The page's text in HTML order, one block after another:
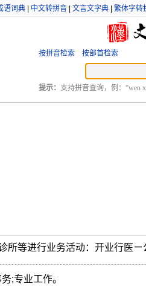
语词典 中文转拼音 文言文字典 繁体字转
按拼音检索 按部首检索
提示： 支持拼音查询，例：“wen
所等进行业务活动：开业行医
;专业工作。